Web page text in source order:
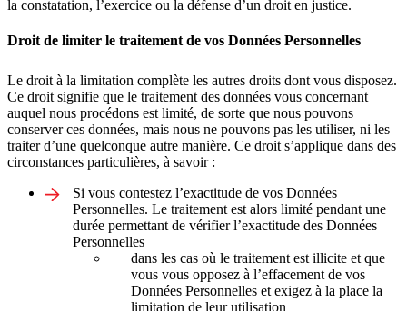
la constatation, l’exercice ou la défense d’un droit en justice.
Droit de limiter le traitement de vos Données Personnelles
Le droit à la limitation complète les autres droits dont vous disposez.
Ce droit signifie que le traitement des données vous concernant
auquel nous procédons est limité, de sorte que nous pouvons
conserver ces données, mais nous ne pouvons pas les utiliser, ni les
traiter d’une quelconque autre manière. Ce droit s’applique dans des
circonstances particulières, à savoir :
Si vous contestez l’exactitude de vos Données
Personnelles. Le traitement est alors limité pendant une
durée permettant de vérifier l’exactitude des Données
Personnelles
dans les cas où le traitement est illicite et que
vous vous opposez à l’effacement de vos
Données Personnelles et exigez à la place la
limitation de leur utilisation